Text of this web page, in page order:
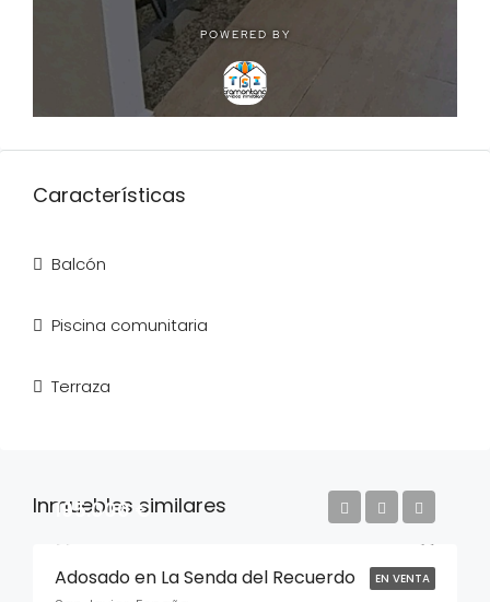
Características
Balcón
Piscina comunitaria
Terraza
Inmuebles similares
EN VENTA
195.000 €
Adosado en La Senda del Recuerdo